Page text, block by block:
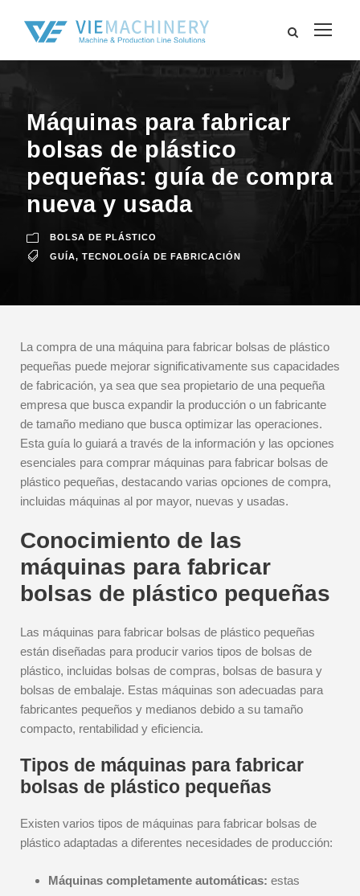
Máquinas para fabricar
bolsas de plástico
pequeñas: guía de compra
nueva y usada
BOLSA DE PLÁSTICO
GUÍA, TECNOLOGÍA DE FABRICACIÓN
La compra de una máquina para fabricar bolsas de plástico
pequeñas puede mejorar significativamente sus capacidades
de fabricación, ya sea que sea propietario de una pequeña
empresa que busca expandir la producción o un fabricante
de tamaño mediano que busca optimizar las operaciones.
Esta guía lo guiará a través de la información y las opciones
esenciales para comprar máquinas para fabricar bolsas de
plástico pequeñas, destacando varias opciones de compra,
incluidas máquinas al por mayor, nuevas y usadas.
Conocimiento de las
máquinas para fabricar
bolsas de plástico pequeñas
Las máquinas para fabricar bolsas de plástico pequeñas
están diseñadas para producir varios tipos de bolsas de
plástico, incluidas bolsas de compras, bolsas de basura y
bolsas de embalaje. Estas máquinas son adecuadas para
fabricantes pequeños y medianos debido a su tamaño
compacto, rentabilidad y eficiencia.
Tipos de máquinas para fabricar
bolsas de plástico pequeñas
Existen varios tipos de máquinas para fabricar bolsas de
plástico adaptadas a diferentes necesidades de producción:
Máquinas completamente automáticas: estas